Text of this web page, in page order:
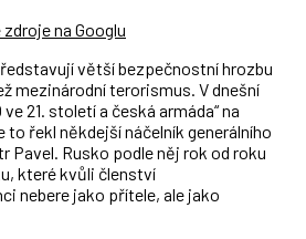
na Googlu
větší bezpečnostní hrozbu
mezinárodní terorismus. V dnešní
21. století a česká armáda“ na
to řekl někdejší náčelník generálního
Pavel. Rusko podle něj rok od roku
které kvůli členství
nebere jako přítele, ale jako